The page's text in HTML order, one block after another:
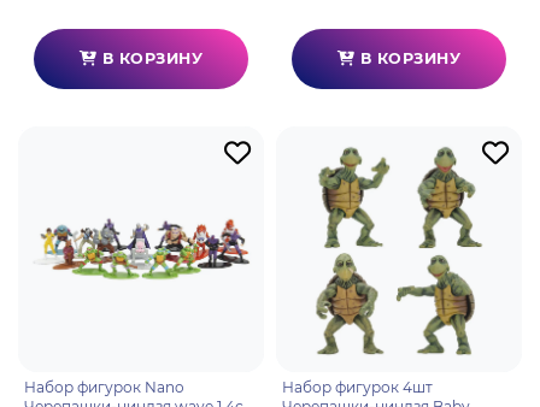
В КОРЗИНУ В КОРЗИНУ
Набор фигурок Nano
Набор фигурок 4шт